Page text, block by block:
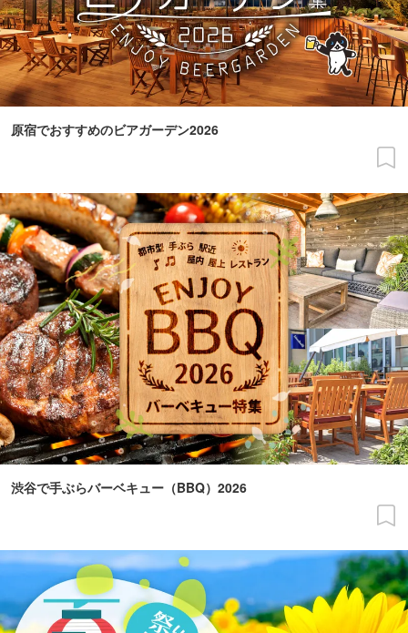
原宿でおすすめのビアガーデン2026
渋谷で手ぶらバーベキュー（BBQ）2026